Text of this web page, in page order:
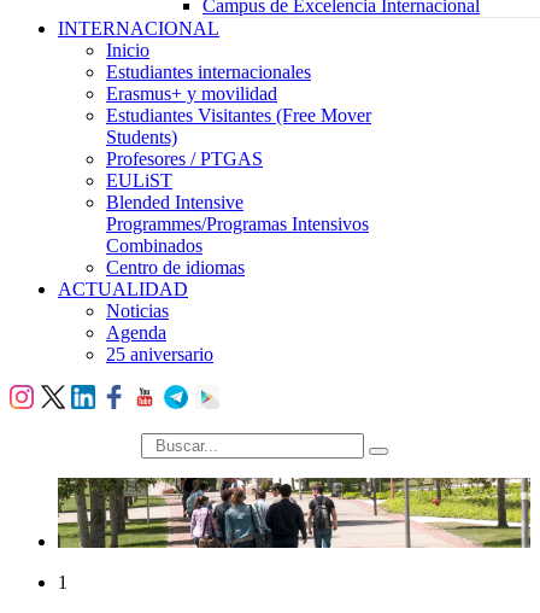
Campus de Excelencia Internacional
INTERNACIONAL
Inicio
Estudiantes internacionales
Erasmus+ y movilidad
Estudiantes Visitantes (Free Mover
Students)
Profesores / PTGAS
EULiST
Blended Intensive
Programmes/Programas Intensivos
Combinados
Centro de idiomas
ACTUALIDAD
Noticias
Agenda
25 aniversario
búsqueda
1